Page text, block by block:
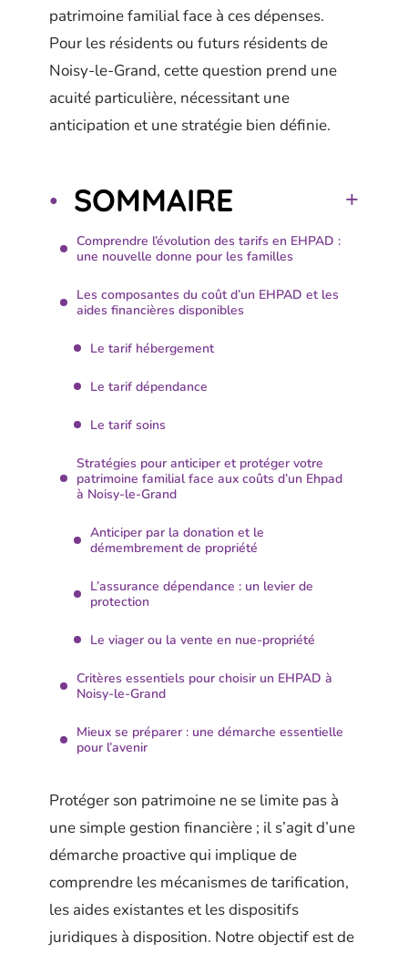
patrimoine familial face à ces dépenses.
Pour les résidents ou futurs résidents de
Noisy-le-Grand, cette question prend une
acuité particulière, nécessitant une
anticipation et une stratégie bien définie.
SOMMAIRE
Comprendre l’évolution des tarifs en EHPAD :
une nouvelle donne pour les familles
Les composantes du coût d’un EHPAD et les
aides financières disponibles
Le tarif hébergement
Le tarif dépendance
Le tarif soins
Stratégies pour anticiper et protéger votre
patrimoine familial face aux coûts d’un Ehpad
à Noisy-le-Grand
Anticiper par la donation et le
démembrement de propriété
L’assurance dépendance : un levier de
protection
Le viager ou la vente en nue-propriété
Critères essentiels pour choisir un EHPAD à
Noisy-le-Grand
Mieux se préparer : une démarche essentielle
pour l’avenir
Protéger son patrimoine ne se limite pas à
une simple gestion financière ; il s’agit d’une
démarche proactive qui implique de
comprendre les mécanismes de tarification,
les aides existantes et les dispositifs
juridiques à disposition. Notre objectif est de